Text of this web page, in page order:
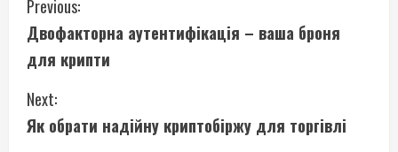
C
o
n
t
Previous:
Двофакторна аутентифікація – ваша броня
для крипти
Next:
Як обрати надійну криптобіржу для торгівлі